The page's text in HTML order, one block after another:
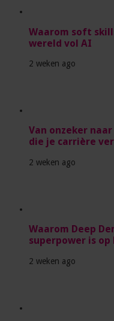
Waarom soft
wereld vol AI
2 weken ago
Van onzeker
die je carrière
2 weken ago
Waarom Deep
superpower is
2 weken ago